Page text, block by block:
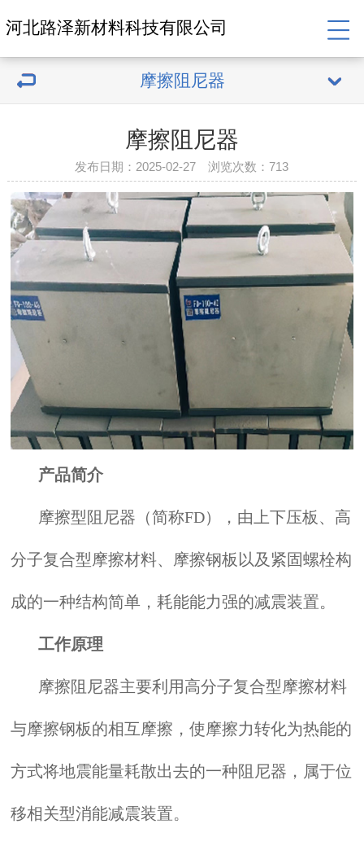
河北路泽新材料科技有限公司
摩擦阻尼器
摩擦阻尼器
发布日期：2025-02-27 浏览次数：713
产品简介
摩擦型阻尼器（简称FD），由上下压板、高
分子复合型摩擦材料、摩擦钢板以及紧固螺栓构
成的一种结构简单，耗能能力强的减震装置。
工作原理
摩擦阻尼器主要利用高分子复合型摩擦材料
与摩擦钢板的相互摩擦，使摩擦力转化为热能的
方式将地震能量耗散出去的一种阻尼器，属于位
移相关型消能减震装置。